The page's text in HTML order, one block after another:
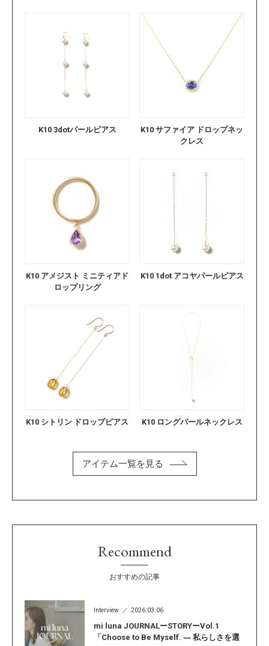
K10 3dotパールピアス
K10 サファイア ドロップネッ
クレス
K10 アメジスト ミニティアド
ロップリング
K10 1dot アコヤパールピアス
K10 シトリン ドロップピアス K10 ロングパールネックレス
アイテム一覧を見る
Recommend
おすすめの記事
Interview 2026.03.06
mi luna JOURNALーSTORYーVol.1
「Choose to Be Myself. ― 私らしさを選